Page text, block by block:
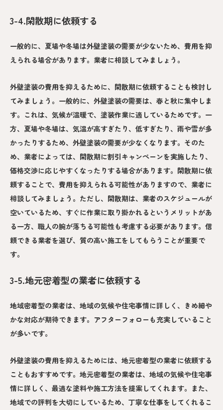
3-4.閑散期に依頼する
一般的に、夏場や冬場は外壁塗装の需要が少ないため、費用を抑
えられる場合があります。業者に相談してみましょう。
外壁塗装の費用を抑えるために、閑散期に依頼することも検討し
てみましょう。一般的に、外壁塗装の需要は、春と秋に集中しま
す。これは、気候が温暖で、塗装作業に適しているためです。一
方、夏場や冬場は、気温が高すぎたり、低すぎたり、雨や雪が多
かったりするため、外壁塗装の需要が少なくなります。そのた
め、業者によっては、閑散期に割引キャンペーンを実施したり、
価格交渉に応じやすくなったりする場合があります。閑散期に依
頼することで、費用を抑えられる可能性がありますので、業者に
相談してみましょう。ただし、閑散期は、業者のスケジュールが
空いているため、すぐに作業に取り掛かれるというメリットがあ
る一方、職人の腕が落ちる可能性も考慮する必要があります。信
頼できる業者を選び、質の高い施工をしてもらうことが重要で
す。
3-5.地元密着型の業者に依頼する
地域密着型の業者は、地域の気候や住宅事情に詳しく、きめ細や
かな対応が期待できます。アフターフォローも充実していること
が多いです。
外壁塗装の費用を抑えるためには、地元密着型の業者に依頼する
こともおすすめです。地元密着型の業者は、地域の気候や住宅事
情に詳しく、最適な塗料や施工方法を提案してくれます。また、
地域での評判を大切にしているため、丁寧な仕事をしてくれるこ